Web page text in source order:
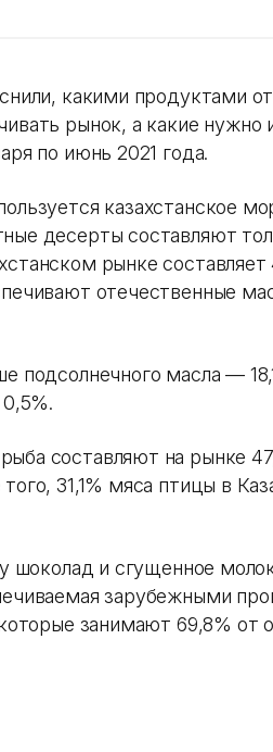
какими продуктами
рынок, а какие нужно
по июнь 2021 года.
казахстанское
десерты составляют
рынке составляет
отечественные
подсолнечного масла —
составляют на рынке
31,1% мяса птицы в
шоколад и сгущенное
зарубежными
занимают 69,8% от